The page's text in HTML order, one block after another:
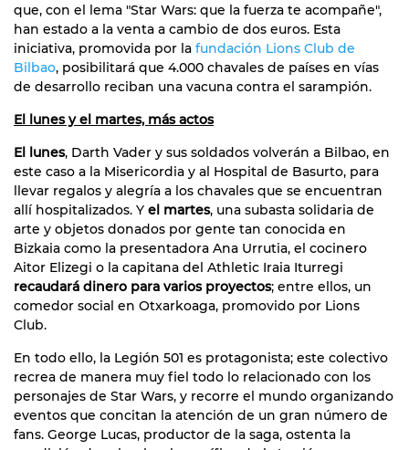
que, con el lema "Star Wars: que la fuerza te acompañe",
han estado a la venta a cambio de dos euros. Esta
iniciativa, promovida por la fundación Lions Club de
Bilbao, posibilitará que 4.000 chavales de países en vías
de desarrollo reciban una vacuna contra el sarampión.
El lunes y el martes, más actos
El lunes, Darth Vader y sus soldados volverán a Bilbao, en
este caso a la Misericordia y al Hospital de Basurto, para
llevar regalos y alegría a los chavales que se encuentran
allí hospitalizados. Y el martes, una subasta solidaria de
arte y objetos donados por gente tan conocida en
Bizkaia como la presentadora Ana Urrutia, el cocinero
Aitor Elizegi o la capitana del Athletic Iraia Iturregi
recaudará dinero para varios proyectos; entre ellos, un
comedor social en Otxarkoaga, promovido por Lions
Club.
En todo ello, la Legión 501 es protagonista; este colectivo
recrea de manera muy fiel todo lo relacionado con los
personajes de Star Wars, y recorre el mundo organizando
eventos que concitan la atención de un gran número de
fans. George Lucas, productor de la saga, ostenta la